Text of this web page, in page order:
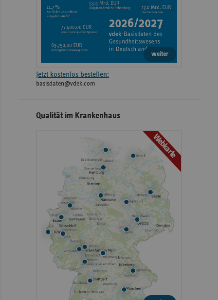
weiter
Jetzt kostenlos bestellen:
basisdaten@vdek.com
Qualität im Krankenhaus
Webkarte